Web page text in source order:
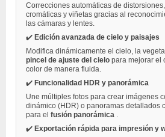
Correcciones automáticas de
cromáticas y viñetas gracias al
las cámaras y lentes.
✔️ Edición avanzada de cielo y paisajes
Modifica dinámicamente el cielo, la
pincel de ajuste del cielo para mejorar el
color de manera fluida.
✔️ Funcionalidad HDR y panorámica
Une múltiples fotos para crear imágenes
dinámico (HDR) o panoramas detallados
para el fusión panorámica
✔️ Exportación rápida para impresión y